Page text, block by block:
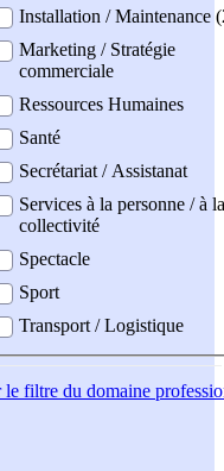
Installation / Maintenance
Marketing / Stratégie
commerciale
Ressources Humaines
Santé
Secrétariat / Assistanat
Services à la personne / à la
collectivité
Spectacle
Sport
Transport / Logistique
le filtre du domaine